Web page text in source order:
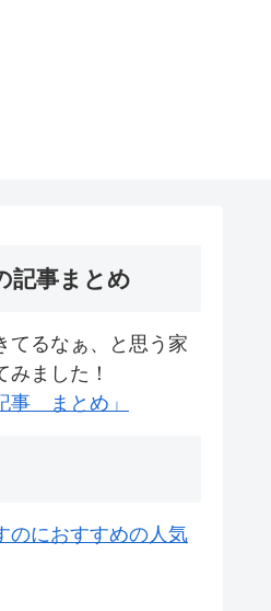
記事まとめ
てるなぁ、と思う家
ました！
事 まとめ」
のにおすすめの人気